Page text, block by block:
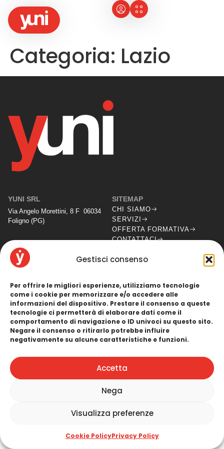
Gestisci consenso
Per offrire le migliori esperienze, utilizziamo tecnologie
come i cookie per memorizzare e/o accedere alle
informazioni del dispositivo. Prestare il consenso a queste
tecnologie ci permetterà di elaborare dati come il
comportamento di navigazione o ID univoci su questo sito.
Negare il consenso o ritirarlo potrebbe influire
negativamente su alcune caratteristiche e funzioni.
Accetta
Nega
Visualizza preferenze
Cookie PolicyPrivacy Policy
Categoria: Lazio
YUNI SRL
Via Angelo Morettini, 8 F 06034
Foligno (PG)
Cap Sociale: € 20.000,00
N. Iscrizione REA: PG351270
(+39) 0742 718 734
info@yuni.it
yuni@pec.it
SITEMAP
CHI SIAMO
SERVIZI
OFFERTA FORMATIVA
CONTATTACI
COOKIE POLICY
LINK UTILI SEGUICI